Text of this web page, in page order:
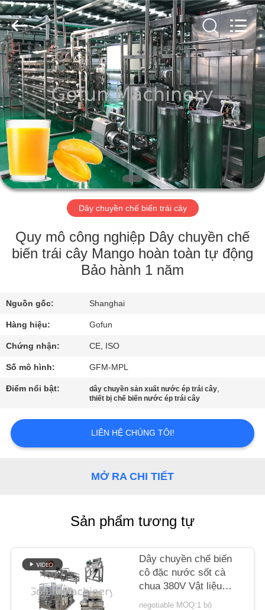
NHÀ
CÁC
SẢN
PHẨM
VIDEO
HƯỚNG
DẪN
VR
CHÚNG
TÔI
THAM
QUAN
MÁY
LIÊN
CHÚNG
2026
Shanghai
Gofun
Machinery
Co.,
Ltd..
All
Rights
Reserved.
Dây chuyền chế biến trái cây
Quy mô công nghiệp Dây chuyền chế
biến trái cây Mango hoàn toàn tự động
Bảo hành 1 năm
Nguồn gốc: Shanghai
Hàng hiệu: Gofun
Chứng nhận: CE, ISO
Số mô hình: GFM-MPL
Điểm nổi bật: dây chuyền sản xuất nước ép trái cây,
thiết bị chế biến nước ép trái cây
LIÊN HỆ CHÚNG TÔI!
MỞ RA CHI TIẾT
Sản phẩm tương tự
Dây chuyền chế biến
cô đặc nước sốt cà
chua 380V Vật liệu
thép không gỉ 304
negotiable MOQ:1 bộ